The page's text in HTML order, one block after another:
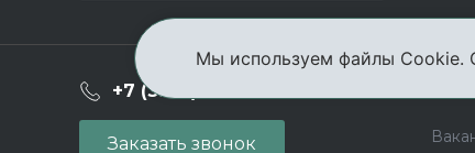
+7 (3952) 503-504
Заказать звонок
Мы используем файлы Cookie.